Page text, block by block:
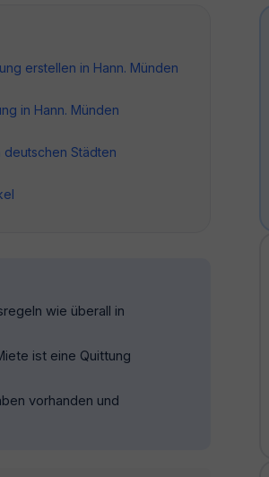
erstellen in Hann. Münden
in Hann. Münden
deutschen Städten
wie überall in
ist eine Quittung
vorhanden und